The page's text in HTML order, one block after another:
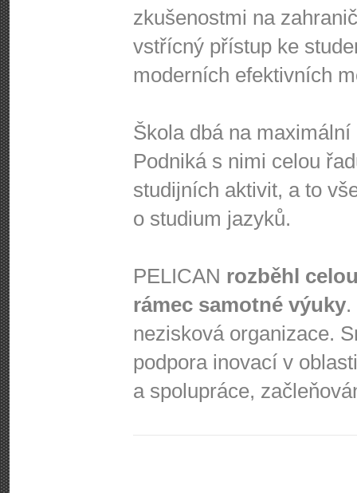
zkušenostmi na
vstřícný přístup ke
moderních efektivních
Škola dbá na
Podniká s nimi celou
studijních aktivit, a to
o studium jazyků.
PELICAN rozběhl
rámec samotné výuky
nezisková organizace.
podpora inovací v
a spolupráce,